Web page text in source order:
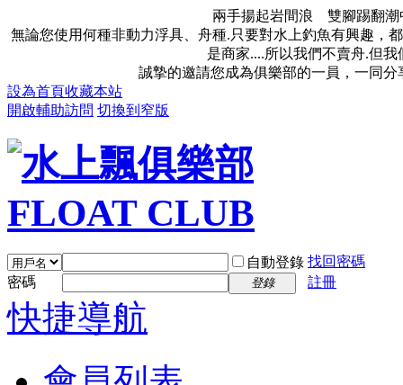
兩手揚起岩間浪 雙腳踢翻
無論您使用何種非動力浮具、舟種.只要對水上釣魚有興趣，
是商家....所以我們不賣舟.但
誠摯的邀請您成為俱樂部的一員，一同
設為首頁收藏本站
開啟輔助訪問 切換到窄版
自動登錄 找回密碼
密碼
登錄 註冊
快捷導航